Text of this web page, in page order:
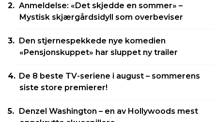
Anmeldelse: «Det skjedde en sommer» –
Mystisk skjærgårdsidyll som overbeviser
Den stjernespekkede nye komedien
«Pensjonskuppet» har sluppet ny trailer
De 8 beste TV-seriene i august – sommerens
siste store premierer!
Denzel Washington – en av Hollywoods mest